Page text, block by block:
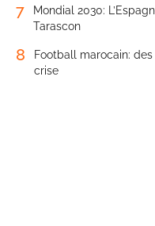
7
Mondial 2030:
Tarascon
8
Football marocain:
crise